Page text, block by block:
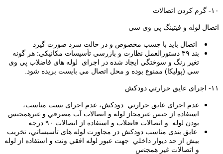
۱۰- ﮔﺮم ﻛﺮدن اﺗﺼﺎﻻت
اﺗﺼﺎل ﻟﻮﻟﻪ و ﻓﻴﺘﻴﻨﮓ ﭘﻲ وی ﺳﻲ
اﺗﺼﺎل ﺑﺎﻳﺪ ﺑﺎ ﭼﺴﺐ ﻣﺨﺼﻮص و در ﺣﺎﻟﺖ ﺳﺮد ﺻﻮرت ﮔﻴﺮد
بند ۳۹ دﺳﺘﻮراﻟﻌﻤﻞ ﻧﻈﺎرت و ﺑﺎزرﺳﻲ ﺗﺄﺳﻴﺴﺎت ﻣﻜﺎﻧﻴﻜﻲ: ﻫﺮ ﮔﻮﻧﻪ
ﺗﻐﻴﺮ رﻧﮓ و ﺳﻮﺧﺘﮕﻲ اﻳﺠﺎد ﺷﺪه در اﺟﺮای ﻟﻮﻟﻪ ﻫﺎی ﻓﺎﺿﻼب ﭘﻲ وی
ﺳﻲ (ﭘﻮﻟﻴﻜا) ﻣﻤﻨﻮع ﺑﻮده و ﻣﺤﻞ اﺗﺼﺎل ﻣﻲ ﺑﺎﻳﺴﺖ ﺑﺮﻳﺪه ﺷﻮد.
۱۱- اﺟﺮای ﻋﺎﻳﻖ ﺣﺮارﺗﻲ دودﻛﺶ
ﻋﺪم اﺟﺮای ﻋﺎﻳﻖ ﺣﺮارﺗﻲ دودﻛﺶ، عدم اﺟﺮای ﺑﺴﺖ ﻣﻨﺎﺳﺐ،
اﺳﺘﻔﺎده از ﺟﻨﺲ ﻏﻴﺮﻣﺠﺎز ﻟﻮﻟﻪ و اﺗﺼﺎﻻت آب ﻣﺼﺮﻓﻲ و ﻏﻴﺮﻫﻤﺠﻨﺲ
ﺑﻮدن ﻟﻮﻟﻪ و اﺗﺼﺎﻻت ﻓﺎﺿﻼب و اﺳﺘﻔﺎده از اﺗﺼﺎﻻت ۹۰ درجه
ﻋﺎﻳﻖ ﺑﻨﺪی ﻣﻨﺎﺳﺐ دودﻛﺶ در ﻣﺠﺎورت ﻟﻮﻟﻪ ﻫﺎی ﺗﺄﺳﻴﺴﺎﺗﻲ، ﺗﺨﺮﻳﺐ
ﺑﻴﺶ از ﺣﺪ دﻳﻮار داﺧﻠﻲ ﺟﻬﺖ ﻋﺒﻮر ﻟﻮﻟﻪ اﻓﻘﻲ وﻧﺖ و اﺳﺘﻔﺎده از ﻟﻮﻟﻪ
و اﺗﺼﺎﻻت ﻏﻴﺮ ﻫﻤﺠﻨس